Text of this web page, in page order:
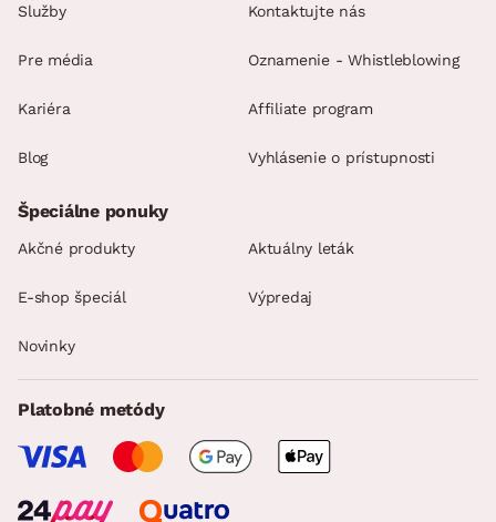
SKLADOVOSŤ
Služby
Pre média
Kariéra
Blog
Kontaktujte nás
Oznamenie - Whistleblowing
Affiliate program
Vyhlásenie o prístupnosti
Špeciálne ponuky
Akčné produkty Aktuálny leták
E-shop špeciál Výpredaj
Novinky
Platobné metódy